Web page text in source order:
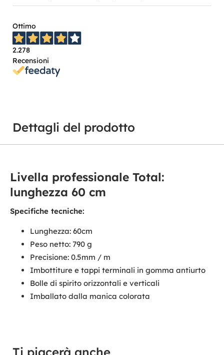
Ottimo
2.278
Recensioni
Dettagli del prodotto
Livella professionale Total:
lunghezza 60 cm
Specifiche tecniche:
Lunghezza: 60cm
Peso netto: 790 g
Precisione: 0.5mm / m
Imbottiture e tappi terminali in gomma antiurto
Bolle di spirito orizzontali e verticali
Imballato dalla manica colorata
Ti piacerà anche